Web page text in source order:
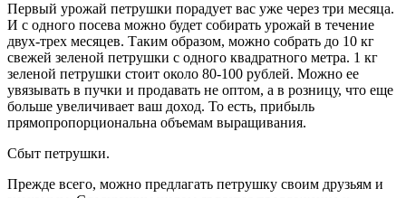
Первый урожай петрушки порадует вас уже через три месяца.
И с одного посева можно будет собирать урожай в течение
двух-трех месяцев. Таким образом, можно собрать до 10 кг
свежей зеленой петрушки с одного квадратного метра. 1 кг
зеленой петрушки стоит около 80-100 рублей. Можно ее
увязывать в пучки и продавать не оптом, а в розницу, что еще
больше увеличивает ваш доход. То есть, прибыль
прямопропорциональна объемам выращивания.
Сбыт петрушки.
Прежде всего, можно предлагать петрушку своим друзьям и